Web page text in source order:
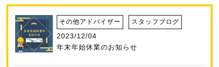
その他アドバイザー スタッフブログ
2023/12/04
年末年始休業のお知らせ